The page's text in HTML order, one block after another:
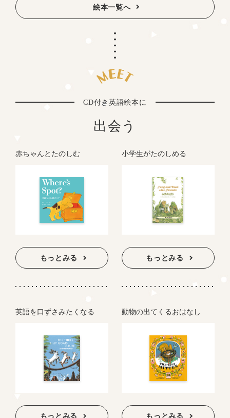
絵本一覧へ
CD付き英語絵本に
出会う
赤ちゃんとたのしむ
もっとみる
小学生がたのしめる
もっとみる
英語を口ずさみたくなる
もっとみる
動物の出てくるおはなし
もっとみる